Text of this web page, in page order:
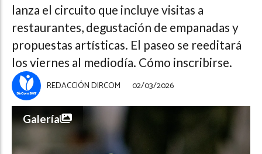
lanza el circuito que incluye visitas a
restaurantes, degustación de empanadas y
propuestas artísticas. El paseo se reeditará
los viernes al mediodía. Cómo inscribirse.
02/03/2026
REDACCIÓN DIRCOM
Galería